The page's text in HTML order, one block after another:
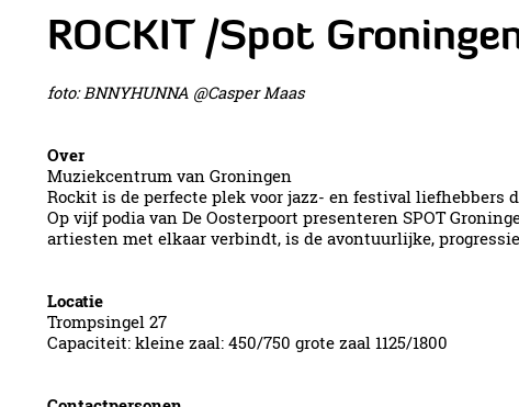
ROCKIT /Spot
foto: BNNYHUNNA @Casper Maas
Over
Muziekcentrum van Groningen
Rockit is de perfecte plek voor jazz- en festival
Op vijf podia van De Oosterpoort presenteren SPOT
artiesten met elkaar verbindt, is de avontuurlijke,
Locatie
Trompsingel 27
Capaciteit: kleine zaal: 450/750 grote zaal 1125/1800